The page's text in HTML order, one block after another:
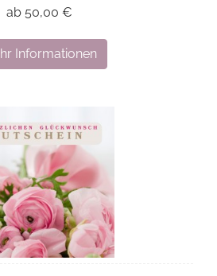
ab 50,00 €
Informationen